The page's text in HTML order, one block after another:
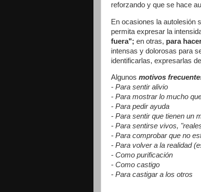
reforzando y que se hace
En ocasiones la autolesión
permita expresar la
fuera"; en otras, para
intensas y dolorosas para
identificarlas, expresarlas
Algunos motivos
- Para sentir alivio
- Para mostrar lo mucho
- Para pedir ayuda
- Para sentir que tienen un
- Para sentirse vivos,
- Para comprobar que no
- Para volver a la realidad
- Como purificación
- Como castigo
- Para castigar a los otros